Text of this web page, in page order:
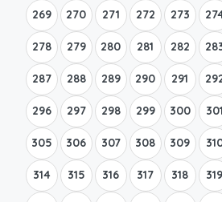
269 270 271 272 273
278 279 280 281 282
287 288 289 290 291
296 297 298 299 300 301
305 306 307 308 309
314 315 316 317 318 319